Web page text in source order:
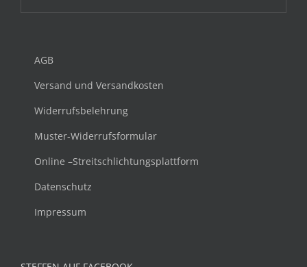
AGB
Versand und Versandkosten
Widerrufsbelehrung
Muster-Widerrufsformular
Online –Streitschlichtungsplattform
Datenschutz
Impressum